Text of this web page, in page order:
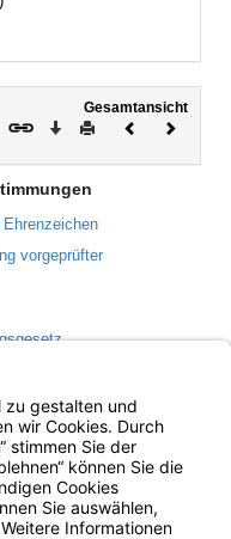
Gesamtansicht
Download
DruckenVorheriges
vorgeprüfter